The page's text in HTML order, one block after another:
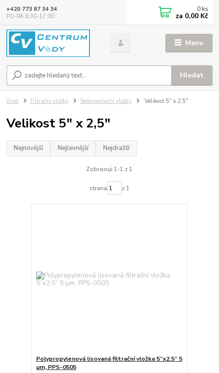
Menu
Hledat
+420 773 87 34 34
PO-PÁ 8:30-17:00
0 ks
za 0,00 Kč
Úvod Filtrační vložky Sedimentační vložky Velikost 5" x 2,5"
Velikost 5" x 2,5"
Nejnovější Nejlevnější Nejdražší
Zobrazuji 1-1 z 1
strana z 1
Polypropylenová lisovaná filtrační vložka 5”x2.5” 5
µm, PPS-0505